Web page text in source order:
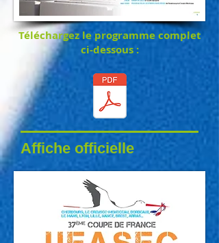
Téléchargez le programme complet
ci-dessous :
Affiche officielle